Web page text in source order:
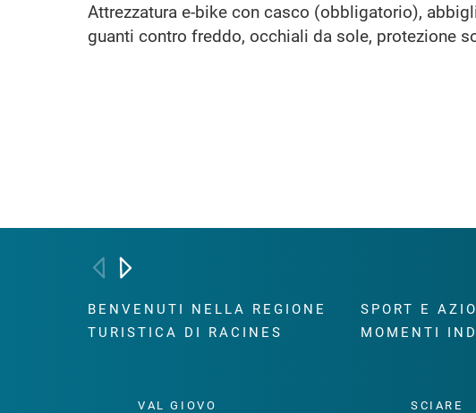
Attrezzatura e-bike con casco (obbligatorio),
guanti contro freddo, occhiali da sole, protezione
BENVENUTI NELLA REGIONE
TURISTICA DI RACINES
VAL GIOVO
SPORT E
MOMENTI
SCIARE